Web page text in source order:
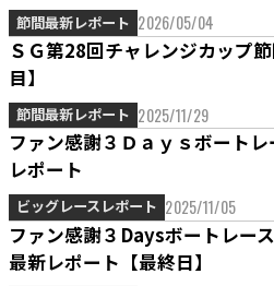
節間最新レポート 2026/05/04
ＳＧ第28回チャレンジカップ
目】
節間最新レポート 2025/11/29
ファン感謝３Ｄａｙｓボート
レポート
ビッグレースレポート 2025/11/05
ファン感謝３Daysボートレー
最新レポート【最終日】